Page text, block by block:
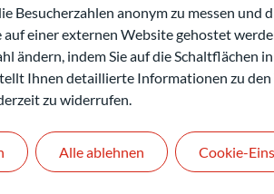
Besucherzahlen anonym zu messen
auf einer externen Website gehostet
ändern, indem Sie auf die Schaltflächen
Ihnen detaillierte Informationen zu
zu widerrufen.
Alle ablehnen Cookie-